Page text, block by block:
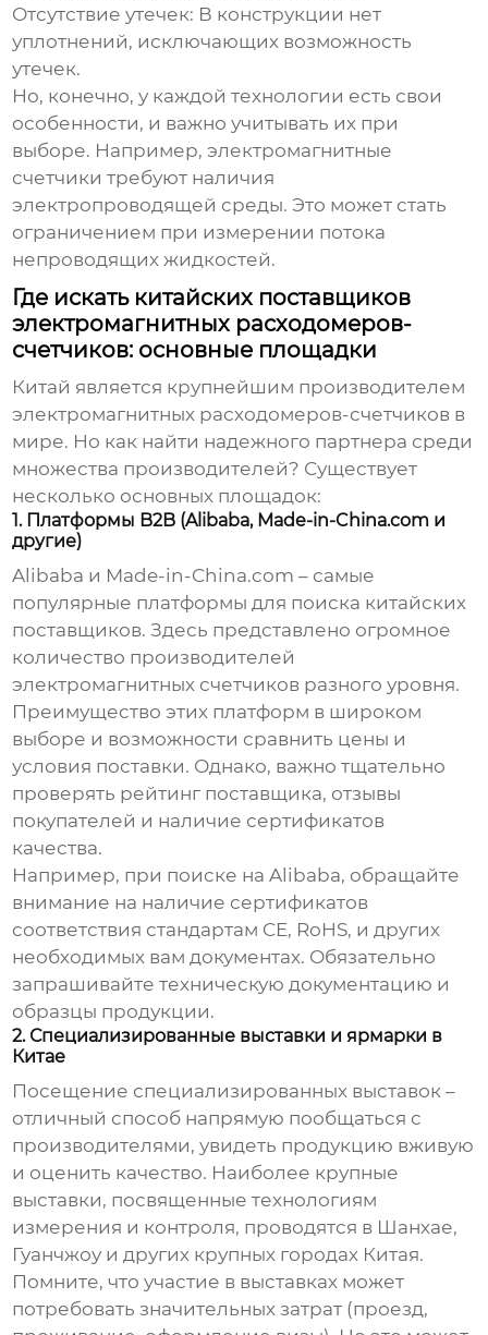
Отсутствие утечек: В конструкции нет
уплотнений, исключающих возможность
утечек.
Но, конечно, у каждой технологии есть свои
особенности, и важно учитывать их при
выборе. Например, электромагнитные
счетчики требуют наличия
электропроводящей среды. Это может стать
ограничением при измерении потока
непроводящих жидкостей.
Где искать китайских поставщиков
электромагнитных расходомеров-
счетчиков: основные площадки
Китай является крупнейшим производителем
электромагнитных расходомеров-счетчиков в
мире. Но как найти надежного партнера среди
множества производителей? Существует
несколько основных площадок:
1. Платформы B2B (Alibaba, Made-in-China.com и
другие)
Alibaba и Made-in-China.com – самые
популярные платформы для поиска китайских
поставщиков. Здесь представлено огромное
количество производителей
электромагнитных счетчиков разного уровня.
Преимущество этих платформ в широком
выборе и возможности сравнить цены и
условия поставки. Однако, важно тщательно
проверять рейтинг поставщика, отзывы
покупателей и наличие сертификатов
качества.
Например, при поиске на Alibaba, обращайте
внимание на наличие сертификатов
соответствия стандартам CE, RoHS, и других
необходимых вам документах. Обязательно
запрашивайте техническую документацию и
образцы продукции.
2. Специализированные выставки и ярмарки в
Китае
Посещение специализированных выставок –
отличный способ напрямую пообщаться с
производителями, увидеть продукцию вживую
и оценить качество. Наиболее крупные
выставки, посвященные технологиям
измерения и контроля, проводятся в Шанхае,
Гуанчжоу и других крупных городах Китая.
Помните, что участие в выставках может
потребовать значительных затрат (проезд,